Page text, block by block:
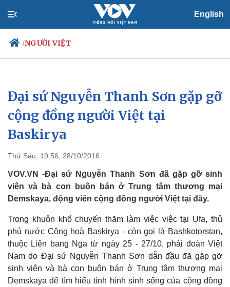
English
/NGƯỜI VIỆT
Chính trị
Đảng
Tổ chức nhân sự
Quốc hội
Nhận diện sự thật
Xã hội
Tin 24h
Dự báo thời tiết
Đại sứ Nguyễn Thanh Sơn gặp gỡ
cộng đồng người Việt tại
Baskirya
Thứ Sáu, 19:56, 28/10/2016
VOV.VN -Đại sứ Nguyễn Thanh Sơn đã gặp gỡ sinh
viên và bà con buôn bán ở Trung tâm thương mại
Demskaya, động viên cộng đồng người Việt tại đây.
Trong khuôn khổ chuyến thăm làm việc việc tại Ufa, thủ
phủ nước Cộng hoà Baskirya - còn gọi là Bashkotorstan,
thuộc Liên bang Nga từ ngày 25 - 27/10, phái đoàn Việt
Nam do Đại sứ Nguyễn Thanh Sơn dẫn đầu đã gặp gỡ
sinh viên và bà con buôn bán ở Trung tâm thương mại
Demskaya để tìm hiểu tình hình sinh sống của cộng đồng